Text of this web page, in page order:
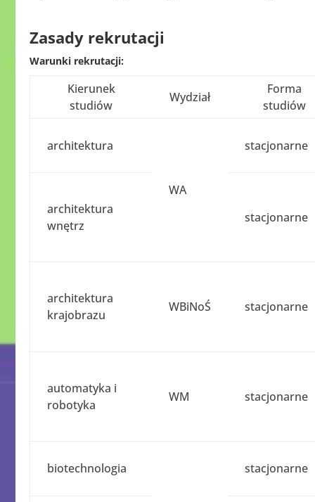
Zasady rekrutacji
Warunki rekrutacji:
Kierunek
studiów
Wydział
Forma
studiów
architektura
WA
stacjonarne
architektura
wnętrz
stacjonarne
architektura
krajobrazu
WBiNoŚ stacjonarne
automatyka i
robotyka
WM stacjonarne
biotechnologia stacjonarne